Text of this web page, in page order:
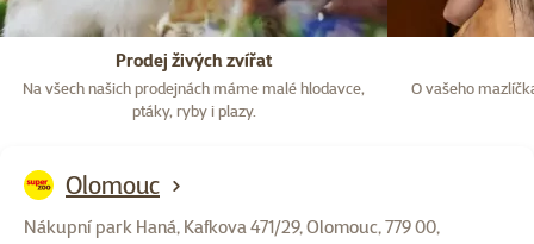
Prodej živých zvířat
Na všech našich prodejnách máme malé hlodavce,
ptáky, ryby i plazy.
O vašeho
Olomouc
Nákupní park Haná, Kafkova 471/29, Olomouc, 779 00,